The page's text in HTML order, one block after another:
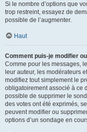
Si le nombre d’options que
trop restreint, essayez de
possible de l’augmenter.
Haut
Comment puis-je modifier
Comme pour les messages,
leur auteur, les modérateurs
modifiez tout simplement le
obligatoirement associé à ce
possible de supprimer le
des votes ont été exprimés,
peuvent modifier ou
options d’un sondage en